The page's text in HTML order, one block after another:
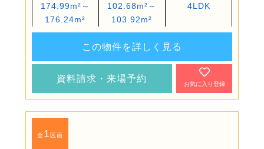
174.99m²～
176.24m²
102.68m²～
103.92m²
4LDK
この物件を詳しく見る
資料請求・来場予約
お気に入り登録
全1区画